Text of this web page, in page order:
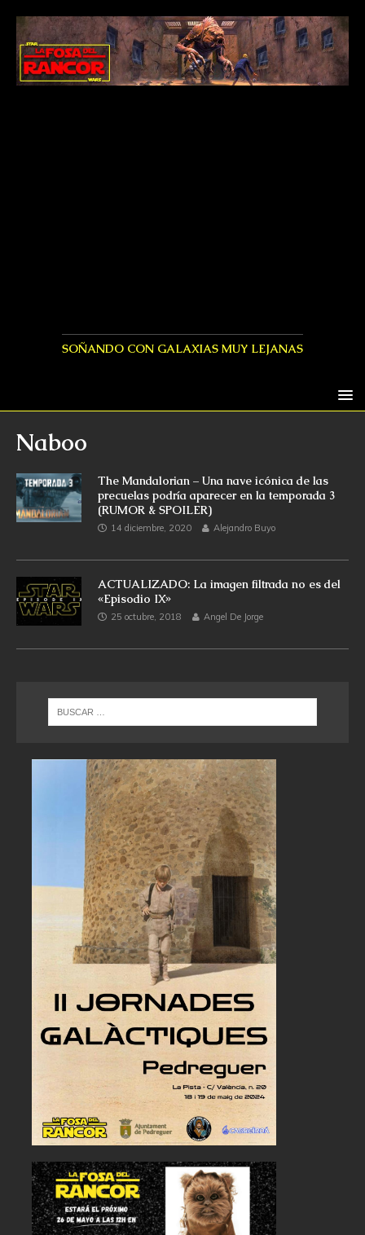
SOÑANDO CON GALAXIAS MUY LEJANAS
Naboo
The Mandalorian – Una nave icónica de las
precuelas podría aparecer en la temporada 3
(RUMOR & SPOILER)
14 diciembre, 2020 Alejandro Buyo
ACTUALIZADO: La imagen filtrada no es del
«Episodio IX»
25 octubre, 2018 Angel De Jorge